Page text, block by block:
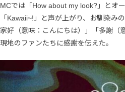
MCでは「How about my look?」とオ
「Kawaii~!」と声が上がり、お馴染み
家好（意味：こんにちは）」「多謝（
現地のファンたちに感謝を伝えた。